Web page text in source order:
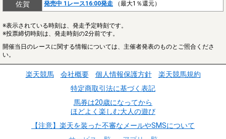
佐賀 発売中 1レース16:00発走 （最大1％還元）
※表示されている時刻は、発走予定時刻です。
※投票締切時刻は、発走時刻の2分前です。
開催当日のレースに関する情報については、主催者発表のものとご照合くださ
い。
楽天競馬 会社概要 個人情報保護方針
楽天競馬規約
特定商取引法に基づく表記
馬券は20歳になってから
ほどよく楽しむ大人の遊び
【注意】楽天を装った不審なメールやSMSについて